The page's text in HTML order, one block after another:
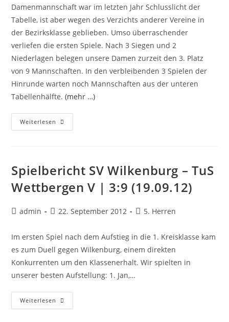
Damenmannschaft war im letzten Jahr Schlusslicht der
Tabelle, ist aber wegen des Verzichts anderer Vereine in
der Bezirksklasse geblieben. Umso überraschender
verliefen die ersten Spiele. Nach 3 Siegen und 2
Niederlagen belegen unsere Damen zurzeit den 3. Platz
von 9 Mannschaften. In den verbleibenden 3 Spielen der
Hinrunde warten noch Mannschaften aus der unteren
Tabellenhälfte.(mehr …)
Weiterlesen Erfolgreicher
Start
Spielbericht SV Wilkenburg – TuS
Wettbergen V | 3:9 (19.09.12)
Beitrags-
admin
Beitrag
22. September 2012
Beitrags-
5. Herren
Im ersten Spiel nach dem Aufstieg in die 1. Kreisklasse kam
es zum Duell gegen Wilkenburg, einem direkten
Konkurrenten um den Klassenerhalt. Wir spielten in
unserer besten Aufstellung: 1. Jan,…
Weiterlesen Spielbericht
SV